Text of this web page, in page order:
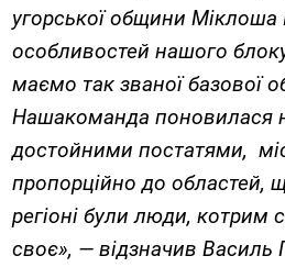
угорської общини Міклоша
особливостей нашого
маємо так званої базової
Нашакоманда поновилася
достойними постатями, м
пропорційнодообластей,
регіоні були люди, котрим
своє», — відзначив Василь